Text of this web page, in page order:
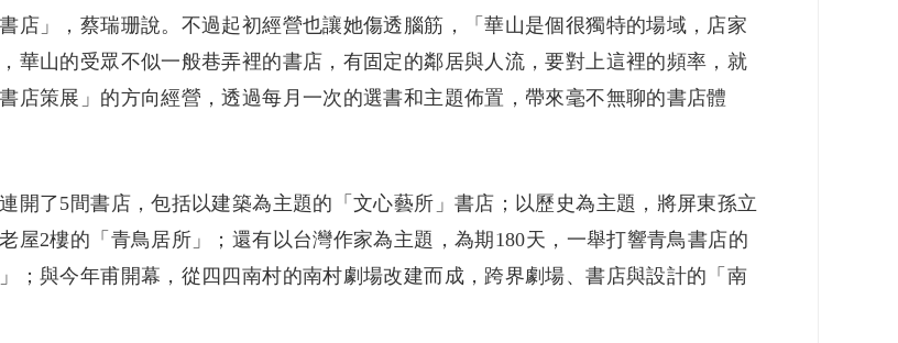
店」，蔡瑞珊說。不過起初經營也讓她傷透腦筋，「華山是個很獨特的場域，店家
華山的受眾不似一般巷弄裡的書店，有固定的鄰居與人流，要對上這裡的頻率，就
店策展」的方向經營，透過每月一次的選書和主題佈置，帶來毫不無聊的書店體
開了5間書店，包括以建築為主題的「文心藝所」書店；以歷史為主題，將屏東孫立
屋2樓的「青鳥居所」；還有以台灣作家為主題，為期180天，一舉打響青鳥書店的
；與今年甫開幕，從四四南村的南村劇場改建而成，跨界劇場、書店與設計的「南